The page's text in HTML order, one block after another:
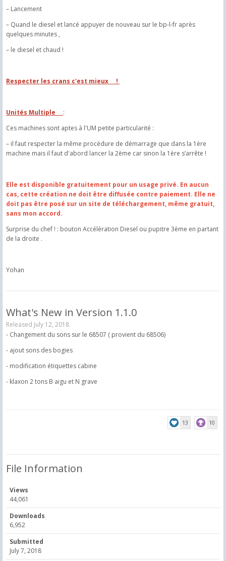
– Lancement
– Quand le diesel et lancé appuyer de nouveau sur le bp-l-fr après
quelques minutes ,
– le diesel et chaud !
Respecter les crans c'est mieux !
Unités Multiple :
Ces machines sont aptes à l'UM petite particularité :
– il faut respecter la même procédure de démarrage que dans la 1ère
machine mais il faut d'abord lancer la 2ème car sinon la 1ère s’arrête !
Elle est disponible gratuitement pour un usage privé. En aucun
cas, cette création ne doit être diffusée contre paiement. Elle ne
doit pas être posé sur un site de téléchargement, même gratuit,
sans mon accord.
Surprise du chef ! : bouton Accélération Diesel ou pupitre 3ème en partant
de la droite .
Yohan
What's New in Version 1.1.0
Released July 12, 2018
- Changement du sons sur le 68507 ( provient du 68506)
- ajout sons des bogies
- modification étiquettes cabine
- klaxon 2 tons B aigu et N grave
13 10
File Information
Views
44,061
Downloads
6,952
Submitted
July 7, 2018